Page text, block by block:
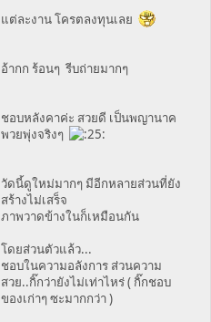
แต่ละงาน โครตลงทุนเลย
อ้ากก ร้อนๆ รีบถ่ายมากๆ
ชอบหลังคาค่ะ สวยดี เป็นพญานาค
พวยพุ่งจริงๆ
วัดนี้ดูใหม่มากๆ มีอีกหลายส่วนที่ยัง
สร้างไม่เสร็จ
ภาพวาดข้างในก็เหมือนกัน
โดยส่วนตัวแล้ว...
ชอบในความอลังการ ส่วนความ
สวย..กิ๊กว่ายังไม่เท่าไหร่ ( กิ๊กชอบ
ของเก่าๆ ซะมากกว่า )